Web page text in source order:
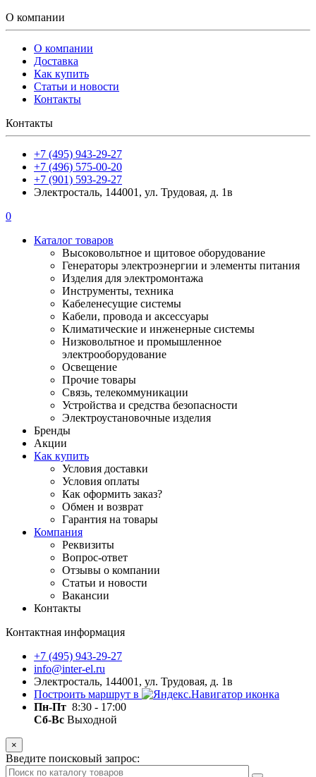
О компании
О компании
Доставка
Как купить
Статьи и новости
Контакты
Контакты
+7 (495) 943-29-27
+7 (496) 575-00-20
+7 (901) 593-29-27
Электросталь, 144001, ул. Трудовая, д. 1в
0
Каталог товаров
Высоковольтное и щитовое оборудование
Генераторы электроэнергии и элементы питания
Изделия для электромонтажа
Инструменты, техника
Кабеленесущие системы
Кабели, провода и аксессуары
Климатические и инженерные системы
Низковольтное и промышленное
электрооборудование
Освещение
Прочие товары
Связь, телекоммуникации
Устройства и средства безопасности
Электроустановочные изделия
Бренды
Акции
Как купить
Условия доставки
Условия оплаты
Как оформить заказ?
Обмен и возврат
Гарантия на товары
Компания
Реквизиты
Вопрос-ответ
Отзывы о компании
Статьи и новости
Вакансии
Контакты
Контактная информация
+7 (495) 943-29-27
info@inter-el.ru
Электросталь, 144001, ул. Трудовая, д. 1в
Построить маршрут в
Пн-Пт 8:30 - 17:00
Сб-Вс Выходной
×
Введите поисковый запрос: